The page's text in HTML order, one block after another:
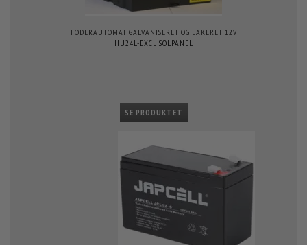
FODERAUTOMAT GALVANISERET OG LAKERET 12V
HU24L-EXCL SOLPANEL
SE PRODUKTET